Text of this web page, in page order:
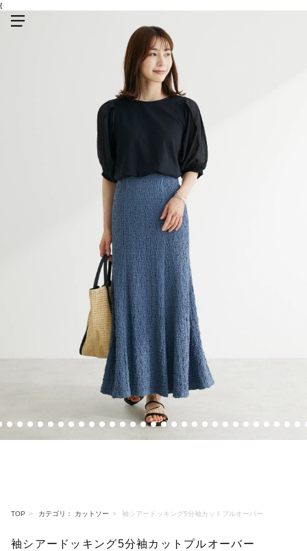
{
TOP カテゴリ： カットソー 袖シアードッキング5分袖カットプルオーバー
袖シアードッキング5分袖カットプルオーバー
2 3 4 5 6 7 8 9 10 11 12 13 14 15 16 17 18 19 20 21 22 23 24 25 26 27 28 29 30